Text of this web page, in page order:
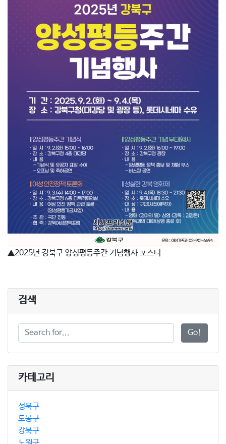
▲2025년 강북구 양성평등주간 기념행사 포스터
검색
Go!
카테고리
성북구
도봉구
강북구